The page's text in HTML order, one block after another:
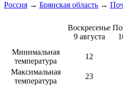
Россия → Брянская область →
Воскресенье
9 августа
Минимальная
температура
12
Максимальная
температура
23